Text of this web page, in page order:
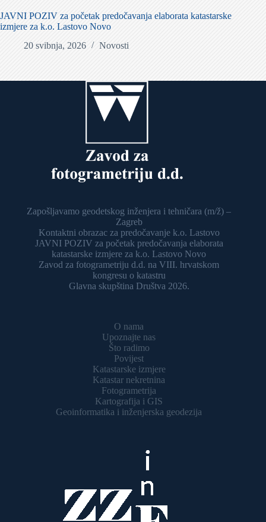
JAVNI POZIV za početak predočavanja elaborata katastarske
izmjere za k.o. Lastovo Novo
20 svibnja, 2026
Novosti
Zapošljavamo geodetskog inženjera i tehničara (m/ž) –
Zagreb
Kontaktni obrazac za predočavanje k.o. Lastovo
JAVNI POZIV za početak predočavanja elaborata
katastarske izmjere za k.o. Lastovo Novo
Zavod za fotogrametriju d.d. na VIII. hrvatskom
kongresu o katastru
Glavna skupština Društva 2026.
O nama
Upoznajte nas
Što radimo
Povijest
Katastarske izmjere
Katastar nekretnina
Fotogrametrija
Kartografija i GIS
Geoinformatika i inženjerska geodezija